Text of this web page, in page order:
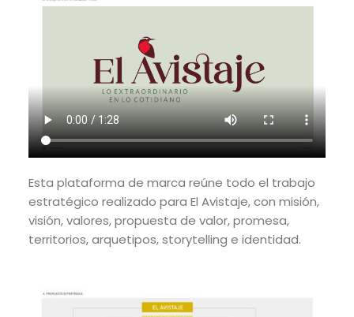
Esta plataforma de marca reúne todo el trabajo
estratégico realizado para El Avistaje, con misión,
visión, valores, propuesta de valor, promesa,
territorios, arquetipos, storytelling e identidad.